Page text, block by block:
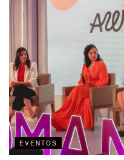
Ver esta
EVENTOS